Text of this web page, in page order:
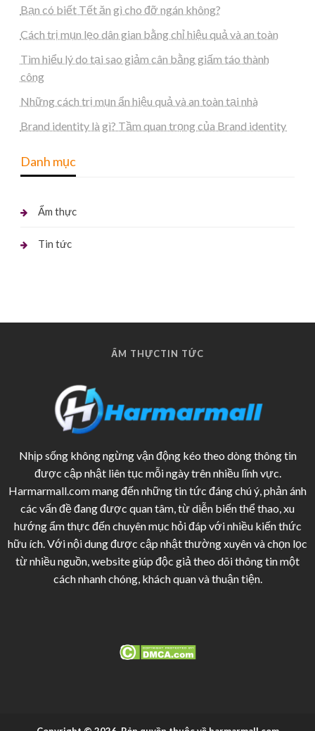
Bạn có biết Tết ăn gì cho đỡ ngán không?
Cách trị mụn lẹo dân gian bằng chỉ hiệu quả và an toàn
Tìm hiểu lý do tại sao giảm cân bằng giấm táo thành
công
Những cách trị mụn ẩn hiệu quả và an toàn tại nhà
Brand identity là gì? Tầm quan trọng của Brand identity
Danh mục
Ẩm thực
Tin tức
ẨM THỰCTIN TỨC
Nhịp sống không ngừng vận động kéo theo dòng thông tin
được cập nhật liên tục mỗi ngày trên nhiều lĩnh vực.
Harmarmall.com mang đến những tin tức đáng chú ý, phản ánh
các vấn đề đang được quan tâm, từ diễn biến thể thao, xu
hướng ẩm thực đến chuyên mục hỏi đáp với nhiều kiến thức
hữu ích. Với nội dung được cập nhật thường xuyên và chọn lọc
từ nhiều nguồn, website giúp độc giả theo dõi thông tin một
cách nhanh chóng, khách quan và thuận tiện.